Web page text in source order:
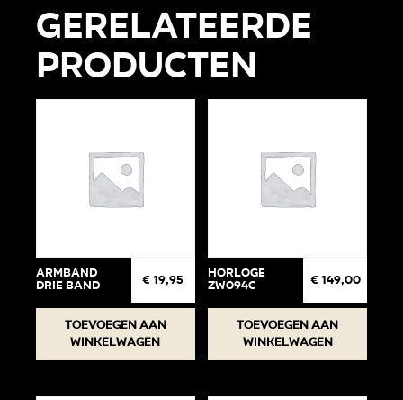
Gerelateerde
producten
Armband
drie band € 19,95
Toevoegen aan
winkelwagen
Horloge
ZW094C € 149,00
Toevoegen aan
winkelwagen